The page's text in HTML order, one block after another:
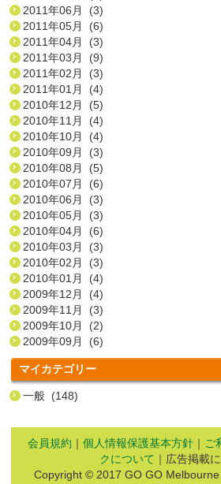
2011年06月 (3)
2011年05月 (6)
2011年04月 (3)
2011年03月 (9)
2011年02月 (3)
2011年01月 (4)
2010年12月 (5)
2010年11月 (4)
2010年10月 (4)
2010年09月 (3)
2010年08月 (5)
2010年07月 (6)
2010年06月 (3)
2010年05月 (3)
2010年04月 (6)
2010年03月 (3)
2010年02月 (3)
2010年01月 (4)
2009年12月 (4)
2009年11月 (3)
2009年10月 (2)
2009年09月 (6)
マイカテゴリー
一般 (148)
会員規約 ｜ 個人情報保護基本方針 ｜ ご
クについて ｜広告掲載
Copyright © 2017 GO GO